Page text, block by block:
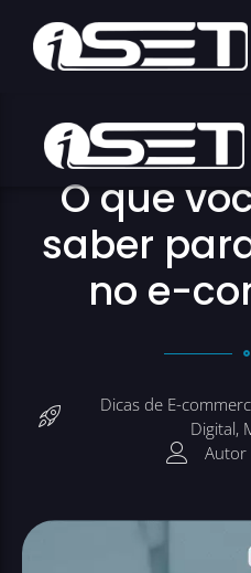
O que
saber
no e-
Dicas de E-
Digital,
Autor